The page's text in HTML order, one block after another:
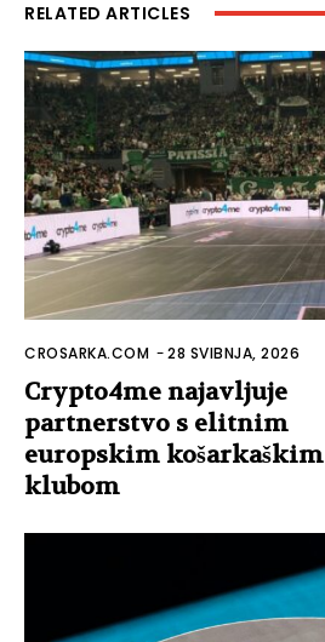
RELATED ARTICLES
CROSARKA.COM -28 SVIBNJA, 2026
Crypto4me najavljuje
partnerstvo s elitnim
europskim košarkaškim
klubom